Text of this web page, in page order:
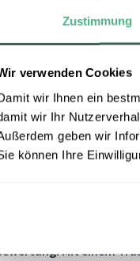
Zustimmung
verwenden Cookies
wir Ihnen ein
wir Ihr
geben wir
können Ihre
unsere
auf Trustpilot
Mit einem